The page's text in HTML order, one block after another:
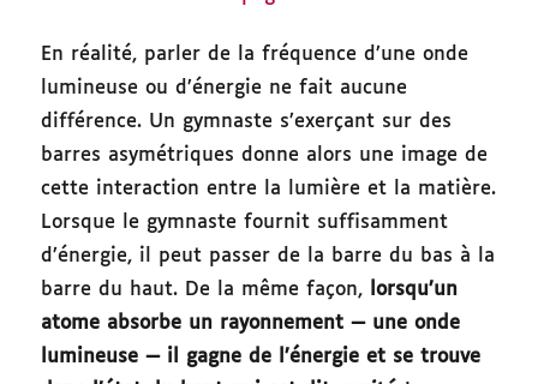
En réalité, parler de la fréquence d’une onde
lumineuse ou d’énergie ne fait aucune
différence. Un gymnaste s’exerçant sur des
barres asymétriques donne alors une image de
cette interaction entre la lumière et la matière.
Lorsque le gymnaste fournit suffisamment
d’énergie, il peut passer de la barre du bas à la
barre du haut. De la même façon,
lorsqu’un
atome absorbe un rayonnement — une onde
lumineuse — il gagne de l’énergie et se trouve